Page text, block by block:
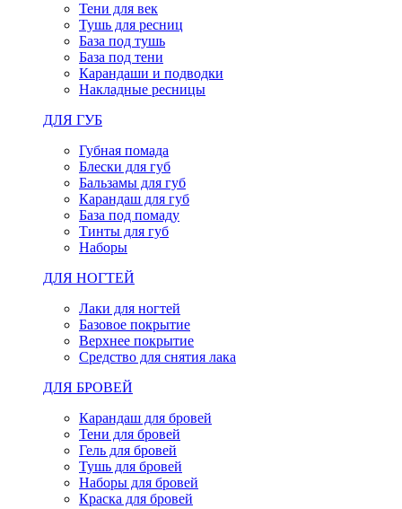
Тени для век
Тушь для ресниц
База под тушь
База под тени
Карандаши и подводки
Накладные ресницы
ДЛЯ ГУБ
Губная помада
Блески для губ
Бальзамы для губ
Карандаш для губ
База под помаду
Тинты для губ
Наборы
ДЛЯ НОГТЕЙ
Лаки для ногтей
Базовое покрытие
Верхнее покрытие
Средство для снятия лака
ДЛЯ БРОВЕЙ
Карандаш для бровей
Тени для бровей
Гель для бровей
Тушь для бровей
Наборы для бровей
Краска для бровей